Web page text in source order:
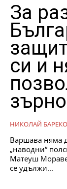
За
си и
НИКОЛАЙ
Варшава няма
„наводни“
Матеуш
се удължи...